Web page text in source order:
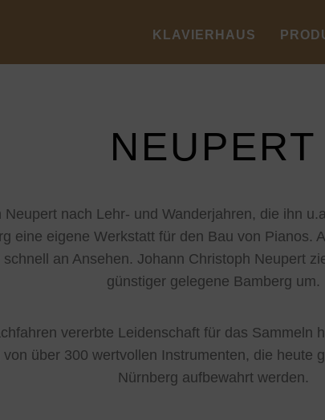
KLAVIERHAUS
NEUPERT
nach Lehr- und Wanderjahren, die ihn
eine eigene Werkstatt für den Bau von Pianos.
an Ansehen. Johann Christoph Neupert
günstiger gelegene Bamberg um.
vererbte Leidenschaft für das Sammeln
über 300 wertvollen Instrumenten, die heute
Nürnberg aufbewahrt werden.